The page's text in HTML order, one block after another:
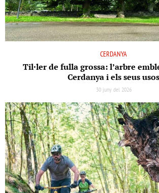
CERDANYA
Til·ler de fulla grossa: l’arbre
Cerdanya i els seus usos
30 juny del 2026